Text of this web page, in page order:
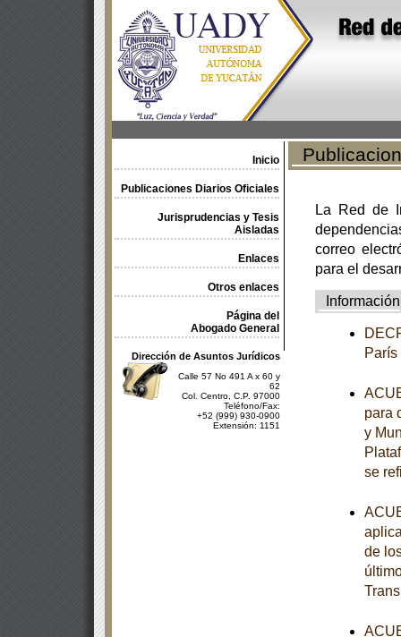
Inicio
Publicaciones Diarios Oficiales
Jurisprudencias y Tesis
Aisladas
Enlaces
Otros enlaces
Página del
Abogado General
Dirección de Asuntos Jurídicos
Calle 57 No 491 A x 60 y
62
Col. Centro, C.P. 97000
Teléfono/Fax:
+52 (999) 930-0900
Extensión: 1151
La Red de
correo
para el
Información
para
y
se
de